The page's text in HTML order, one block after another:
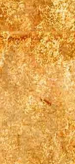
Zimmer 5 (5)